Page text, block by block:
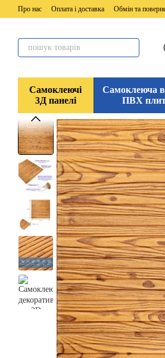
Перейти до основного контенту
Про нас Оплата і доставка Обмін та
Самоклеючі
3Д панелі
Самоклеюча
ПВХ